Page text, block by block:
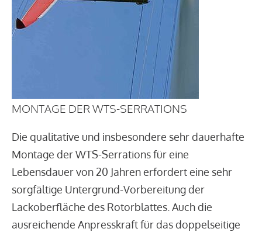
MONTAGE DER WTS-SERRATIONS
Die qualitative und insbesondere sehr dauerhafte
Montage der WTS-Serrations für eine
Lebensdauer von 20 Jahren erfordert eine sehr
sorgfältige Untergrund-Vorbereitung der
Lackoberfläche des Rotorblattes. Auch die
ausreichende Anpresskraft für das doppelseitige